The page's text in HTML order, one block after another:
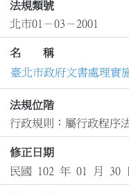
法規類號
北市01－03－2001
名 稱
臺北市政府文書處理實
法規位階
行政規則：屬行政程序
修正日期
民國 102 年 01 月 30